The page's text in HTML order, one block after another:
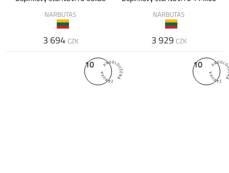
NARBUTAS
3 694 CZK
NARBUTAS
3 929 CZK
10 10